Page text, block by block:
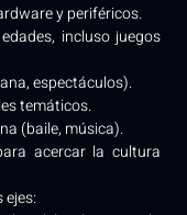
y periféricos.
incluso juegos
espectáculos).
temáticos.
(baile, música).
acercar la cultura